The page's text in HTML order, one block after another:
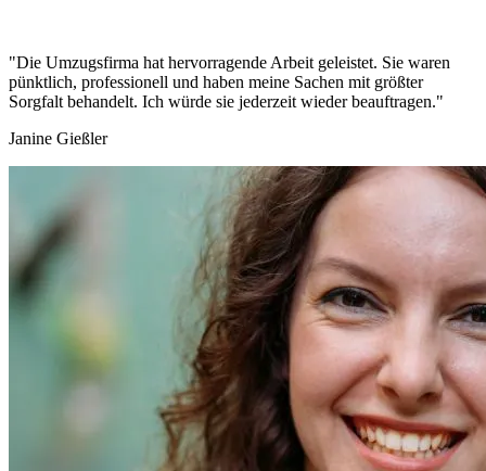
"Die Umzugsfirma hat hervorragende Arbeit geleistet. Sie waren
pünktlich, professionell und haben meine Sachen mit größter
Sorgfalt behandelt. Ich würde sie jederzeit wieder beauftragen."
Janine Gießler